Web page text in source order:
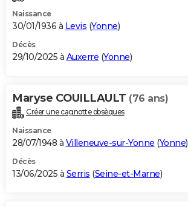
Naissance
30/01/1936 à Levis (Yonne)
Décès
29/10/2025 à Auxerre (Yonne)
Maryse COUILLAULT (76 ans)
Créer une cagnotte obsèques
Naissance
28/07/1948 à Villeneuve-sur-Yonne (Yonne)
Décès
13/06/2025 à Serris (Seine-et-Marne)